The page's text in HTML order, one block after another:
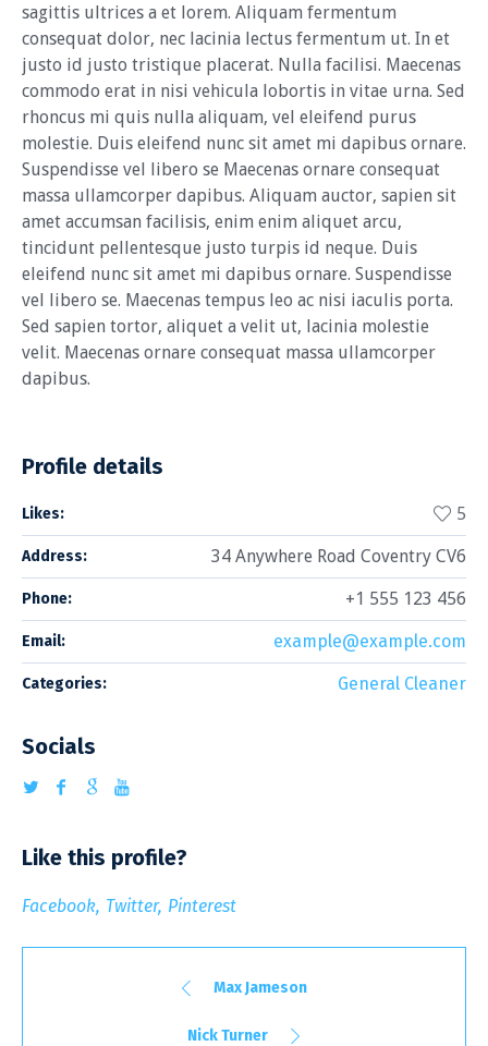
sagittis ultrices a et lorem. Aliquam fermentum
consequat dolor, nec lacinia lectus fermentum ut. In et
justo id justo tristique placerat. Nulla facilisi. Maecenas
commodo erat in nisi vehicula lobortis in vitae urna. Sed
rhoncus mi quis nulla aliquam, vel eleifend purus
molestie. Duis eleifend nunc sit amet mi dapibus ornare.
Suspendisse vel libero se Maecenas ornare consequat
massa ullamcorper dapibus. Aliquam auctor, sapien sit
amet accumsan facilisis, enim enim aliquet arcu,
tincidunt pellentesque justo turpis id neque. Duis
eleifend nunc sit amet mi dapibus ornare. Suspendisse
vel libero se. Maecenas tempus leo ac nisi iaculis porta.
Sed sapien tortor, aliquet a velit ut, lacinia molestie
velit. Maecenas ornare consequat massa ullamcorper
dapibus.
Profile details
Likes: 5
Address: 34 Anywhere Road Coventry CV6
Phone: +1 555 123 456
Email: example@example.com
Categories: General Cleaner
Socials
Like this profile?
Facebook Twitter Pinterest
Max Jameson
Nick Turner